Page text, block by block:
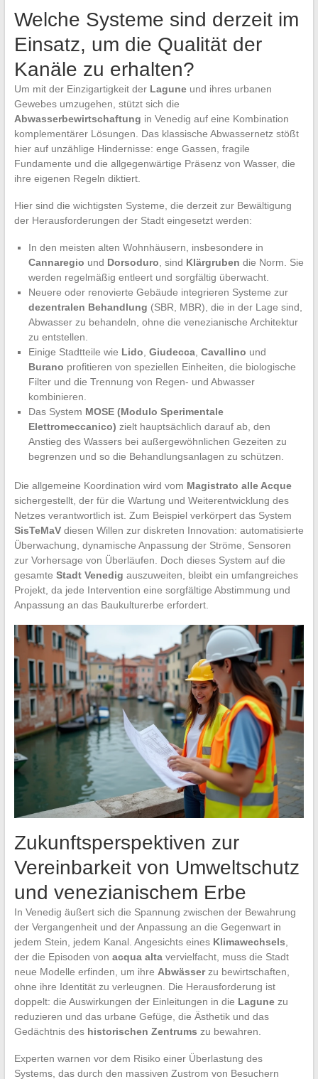
Welche Systeme sind derzeit im
Einsatz, um die Qualität der
Kanäle zu erhalten?
Um mit der Einzigartigkeit der Laguneund ihres urbanen
Gewebes umzugehen, stützt sich die
Abwasserbewirtschaftung in Venedig auf eine Kombination
komplementärer Lösungen. Das klassische Abwassernetz stößt
hier auf unzählige Hindernisse: enge Gassen, fragile
Fundamente und die allgegenwärtige Präsenz von Wasser, die
ihre eigenen Regeln diktiert.
Hier sind die wichtigsten Systeme, die derzeit zur Bewältigung
der Herausforderungen der Stadt eingesetzt werden:
In den meisten alten Wohnhäusern, insbesondere in
Cannaregio und Dorsoduro , sind Klärgruben die Norm. Sie
werden regelmäßig entleert und sorgfältig überwacht.
Neuere oder renovierte Gebäude integrieren Systeme zur
dezentralen Behandlung (SBR, MBR), die in der Lage sind,
Abwasser zu behandeln, ohne die venezianische Architektur
zu entstellen.
Einige Stadtteile wie Lido Giudecca, Cavallino und
Burano profitieren von speziellen Einheiten, die biologische
Filter und die Trennung von Regen- und Abwasser
kombinieren.
Das System MOSE (Modulo Sperimentale
Elettromeccanico) zielt hauptsächlich darauf ab, den
Anstieg des Wassers bei außergewöhnlichen Gezeiten zu
begrenzen und so die Behandlungsanlagen zu schützen.
Die allgemeine Koordination wird vom Magistrato alle Acque
sichergestellt, der für die Wartung und Weiterentwicklung des
Netzes verantwortlich ist. Zum Beispiel verkörpert das System
SisTeMaVdiesen Willen zur diskreten Innovation: automatisierte
Überwachung, dynamische Anpassung der Ströme, Sensoren
zur Vorhersage von Überläufen. Doch dieses System auf die
gesamte Stadt Venedig auszuweiten, bleibt ein umfangreiches
Projekt, da jede Intervention eine sorgfältige Abstimmung und
Anpassung an das Baukulturerbe erfordert.
Zukunftsperspektiven zur
Vereinbarkeit von Umweltschutz
und venezianischem Erbe
In Venedig äußert sich die Spannung zwischen der Bewahrung
der Vergangenheit und der Anpassung an die Gegenwart in
jedem Stein, jedem Kanal. Angesichts eines Klimawechsels
der die Episoden von acqua altavervielfacht, muss die Stadt
neue Modelle erfinden, um ihre Abwässerzu bewirtschaften,
ohne ihre Identität zu verleugnen. Die Herausforderung ist
doppelt: die Auswirkungen der Einleitungen in die Lagunezu
reduzieren und das urbane Gefüge, die Ästhetik und das
Gedächtnis des historischen Zentrums zu bewahren.
Experten warnen vor dem Risiko einer Überlastung des
Systems, das durch den massiven Zustrom von Besuchern